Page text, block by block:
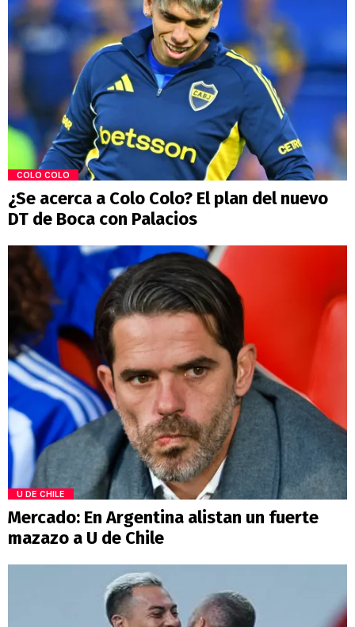
COLO COLO
¿Se acerca a Colo Colo? El plan del nuevo
DT de Boca con Palacios
U DE CHILE
Mercado: En Argentina alistan un fuerte
mazazo a U de Chile